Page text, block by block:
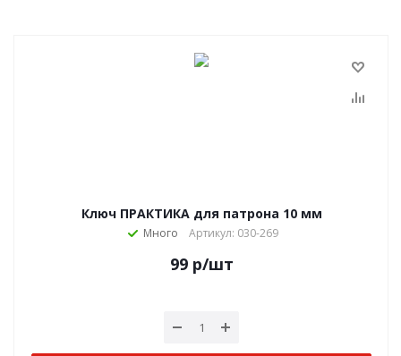
Ключ ПРАКТИКА для патрона 10 мм
Много Артикул: 030-269
99р/шт